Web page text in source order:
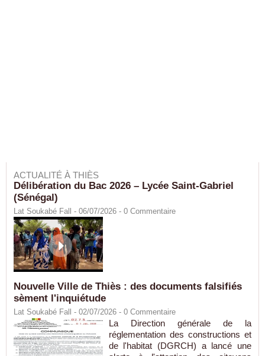
ACTUALITÉ À THIÈS
Délibération du Bac 2026 – Lycée Saint-Gabriel
(Sénégal)
Lat Soukabé Fall - 06/07/2026 - 0 Commentaire
Nouvelle Ville de Thiès : des documents falsifiés
sèment l'inquiétude
Lat Soukabé Fall - 02/07/2026 - 0 Commentaire
La Direction générale de la
réglementation des constructions et
de l'habitat (DGRCH) a lancé une